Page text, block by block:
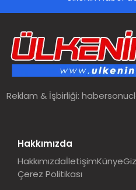
Reklam & İşbirliği:
Hakkımızda
HakkımızdaİletişimKünye
Çerez Politikası